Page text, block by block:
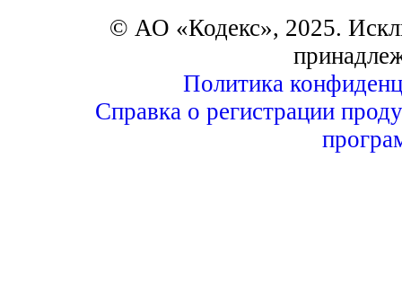
© АО «Кодекс», 2025.
Политика
Справка о регистрации